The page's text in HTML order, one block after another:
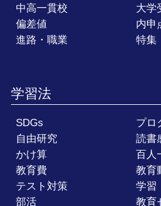
中高一貫校
大学
偏差値
内申
進路・職業
特集
学習法
SDGs
プロ
自由研究
読書
かけ算
百人
教育費
教育
テスト対策
学習
部活
教育